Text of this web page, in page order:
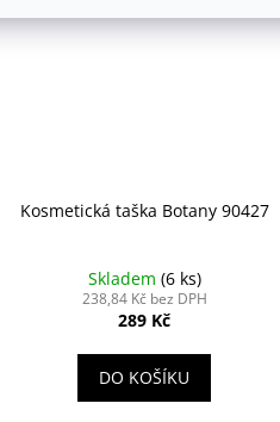
Kosmetická taška Botany 90427
Skladem (6 ks)
238,84 Kč bez DPH
289 Kč
DO KOŠÍKU